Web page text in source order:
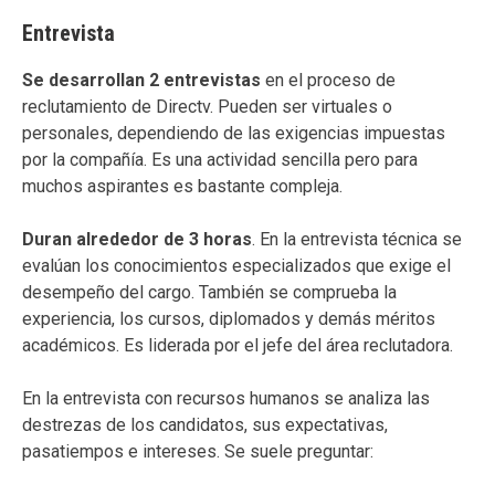
Entrevista
Se desarrollan 2 entrevistas en el proceso de
reclutamiento de Directv. Pueden ser virtuales o
personales, dependiendo de las exigencias impuestas
por la compañía. Es una actividad sencilla pero para
muchos aspirantes es bastante compleja.
Duran alrededor de 3 horas. En la entrevista técnica se
evalúan los conocimientos especializados que exige el
desempeño del cargo. También se comprueba la
experiencia, los cursos, diplomados y demás méritos
académicos. Es liderada por el jefe del área reclutadora.
En la entrevista con recursos humanos se analiza las
destrezas de los candidatos, sus expectativas,
pasatiempos e intereses. Se suele preguntar: